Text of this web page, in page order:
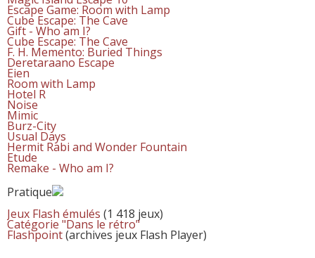
Escape Game: Room with Lamp
Cube Escape: The Cave
Gift - Who am I?
Cube Escape: The Cave
F. H. Memento: Buried Things
Deretaraano Escape
Eien
Room with Lamp
Hotel R
Noise
Mimic
Burz-City
Usual Days
Hermit Rabi and Wonder Fountain
Etude
Remake - Who am I?
Pratique
Jeux Flash émulés (1 418 jeux)
Catégorie "Dans le rétro"
Flashpoint(archives jeux Flash Player)